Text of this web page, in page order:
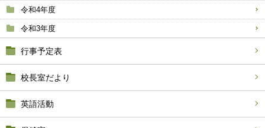
令和4年度
令和3年度
行事予定表
校長室だより
英語活動